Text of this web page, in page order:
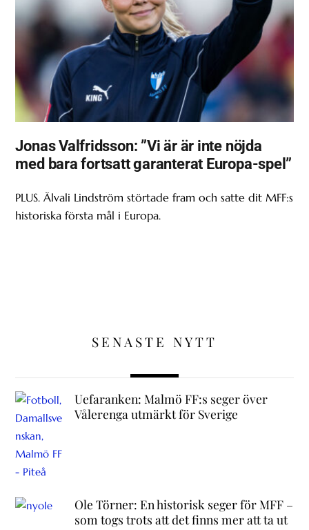
Jonas Valfridsson: ”Vi är är inte nöjda
med bara fortsatt garanterat Europa-spel”
PLUS. Älvali Lindström störtade fram och satte dit MFF:s
historiska första mål i Europa.
SENASTE NYTT
Uefaranken: Malmö FF:s seger över
Vålerenga utmärkt för Sverige
Ole Törner: En historisk seger för MFF –
som togs trots att det finns mer att ta ut